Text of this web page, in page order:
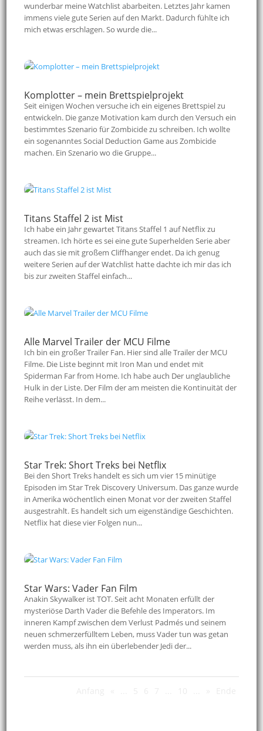
wunderbar meine Watchlist abarbeiten. Letztes Jahr kamen
immens viele gute Serien auf den Markt. Dadurch fühlte ich
mich etwas erschlagen. So wurde die...
Komplotter – mein Brettspielprojekt
Seit einigen Wochen versuche ich ein eigenes Brettspiel zu
entwickeln. Die ganze Motivation kam durch den Versuch ein
bestimmtes Szenario für Zombicide zu schreiben. Ich wollte
ein sogenanntes Social Deduction Game aus Zombicide
machen. Ein Szenario wo die Gruppe...
Titans Staffel 2 ist Mist
Ich habe ein Jahr gewartet Titans Staffel 1 auf Netflix zu
streamen. Ich hörte es sei eine gute Superhelden Serie aber
auch das sie mit großem Cliffhanger endet. Da ich genug
weitere Serien auf der Watchlist hatte dachte ich mir das ich
bis zur zweiten Staffel einfach...
Alle Marvel Trailer der MCU Filme
Ich bin ein großer Trailer Fan. Hier sind alle Trailer der MCU
Filme. Die Liste beginnt mit Iron Man und endet mit
Spiderman Far from Home. Ich habe auch Der unglaubliche
Hulk in der Liste. Der Film der am meisten die Kontinuität der
Reihe verlässt. In dem...
Star Trek: Short Treks bei Netflix
Bei den Short Treks handelt es sich um vier 15 minütige
Episoden im Star Trek Discovery Universum. Das ganze wurde
in Amerika wöchentlich einen Monat vor der zweiten Staffel
ausgestrahlt. Es handelt sich um eigenständige Geschichten.
Netflix hat diese vier Folgen nun...
Star Wars: Vader Fan Film
Anakin Skywalker ist TOT. Seit acht Monaten erfüllt der
mysteriöse Darth Vader die Befehle des Imperators. Im
inneren Kampf zwischen dem Verlust Padmés und seinem
neuen schmerzerfülltem Leben, muss Vader tun was getan
werden muss, als ihn ein überlebender Jedi der...